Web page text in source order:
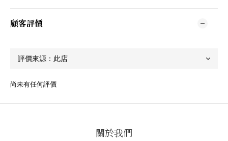
顧客評價
尚未有任何評價
關於我們